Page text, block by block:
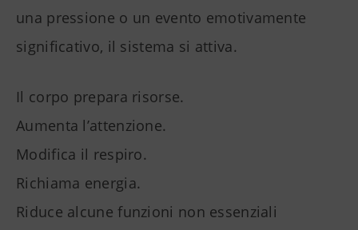
una pressione o un evento emotivamente
significativo, il sistema si attiva.
Il corpo prepara risorse.
Aumenta l’attenzione.
Modifica il respiro.
Richiama energia.
Riduce alcune funzioni non essenziali